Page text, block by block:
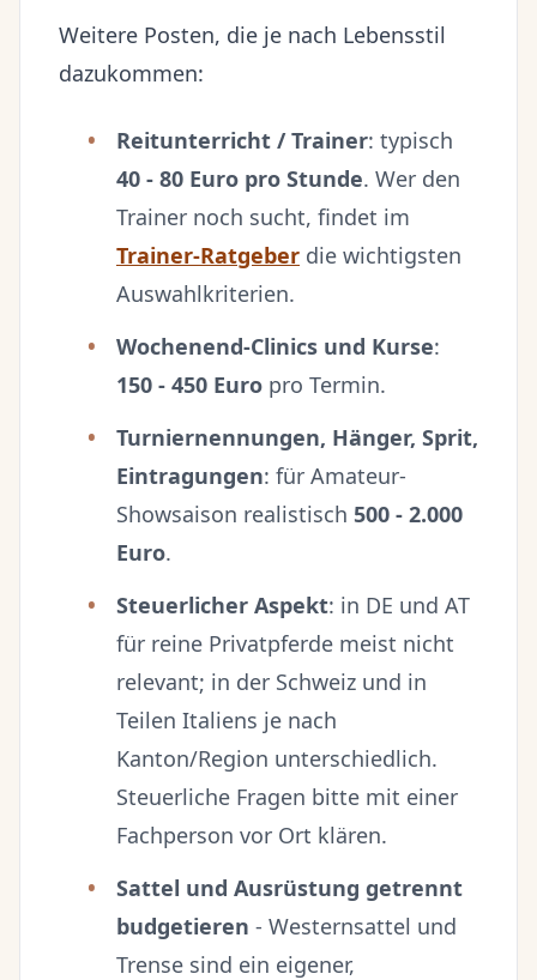
Weitere Posten, die je nach Lebensstil
dazukommen:
Reitunterricht / Trainer: typisch
40 - 80 Euro pro Stunde. Wer den
Trainer noch sucht, findet im
Trainer-Ratgeber die wichtigsten
Auswahlkriterien.
Wochenend-Clinics und Kurse:
150 - 450 Euro pro Termin.
Turniernennungen, Hänger, Sprit,
Eintragungen: für Amateur-
Showsaison realistisch 500 - 2.000
Euro.
Steuerlicher Aspekt: in DE und AT
für reine Privatpferde meist nicht
relevant; in der Schweiz und in
Teilen Italiens je nach
Kanton/Region unterschiedlich.
Steuerliche Fragen bitte mit einer
Fachperson vor Ort klären.
Sattel und Ausrüstung getrennt
budgetieren - Westernsattel und
Trense sind ein eigener,